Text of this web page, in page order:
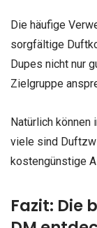
Die häufige
sorgfältige
Dupes nicht nur
Zielgruppe
Natürlich können
viele sind
kostengünstige
Fazit: Die